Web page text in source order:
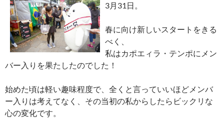
3月31日。
春に向け新しいスタートをきる
べく、
私はカポエィラ・テンポにメン
バー入りを果たしたのでした！
始めた頃は軽い趣味程度で、全くと言っていいほどメンバ
ー入りは考えてなく、その当初の私からしたらビックリな
心の変化です。